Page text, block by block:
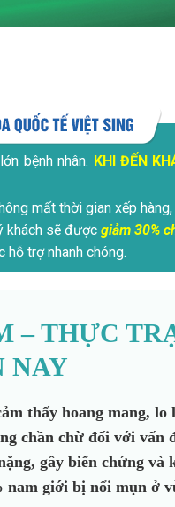
bệnh nhân. KHI ĐẾN
mất thời gian xếp
khách sẽ được giảm 30%
trợ nhanh chóng.
– THỰC
NAY
thấy hoang mang,
chần chừ đối với vấn
gây biến chứng và
giới bị nổi mụn ở